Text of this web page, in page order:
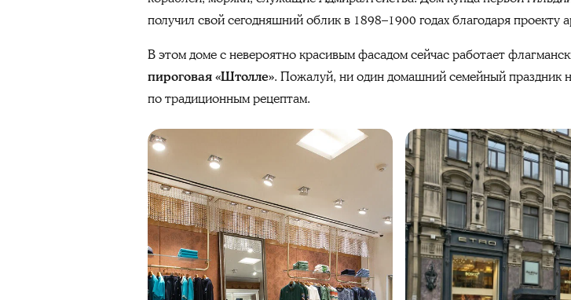
получил свой сегодняшний облик в 1898–1900 годах благодаря проекту
В этом доме с невероятно красивым фасадом сейчас работает
пироговая «Штолле». Пожалуй, ни один домашний семейный праздник
по традиционным рецептам.